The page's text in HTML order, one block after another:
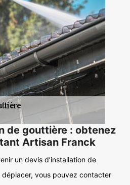
de gouttière : obtenez
Artisan Franck
un devis d’installation de
vous pouvez contacter